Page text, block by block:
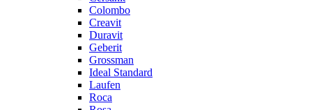
Colombo
Creavit
Duravit
Geberit
Grossman
Ideal Standard
Laufen
Roca